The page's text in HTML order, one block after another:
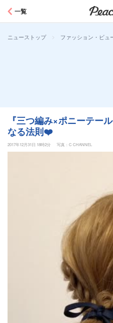
一覧
ニューストップ > ファッション・ビュ
『三つ編み×ポニーテー
なる法則❤️
2017年12月31日 18時2分 写真：C CHANNEL